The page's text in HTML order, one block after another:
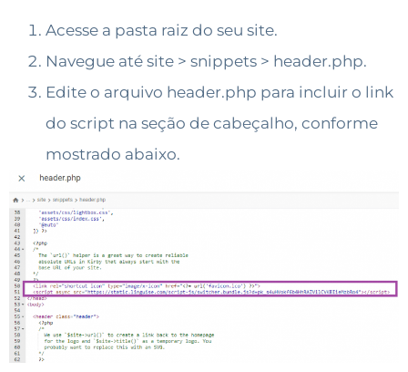
Acesse a pasta raiz do seu site.
Navegue até site > snippets > header.php.
Edite o arquivo header.php para incluir o link
do script na seção de cabeçalho, conforme
mostrado abaixo.